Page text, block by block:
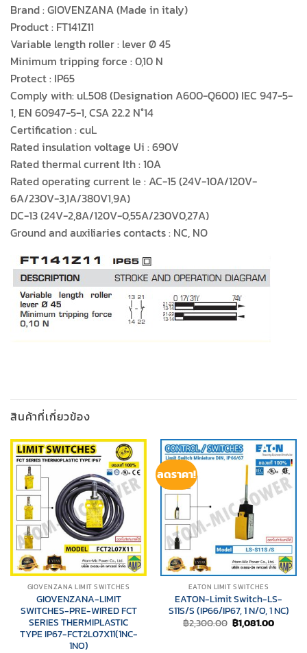
Brand : GIOVENZANA (Made in italy)
Product : FT141Z11
Variable length roller : lever Ø 45
Minimum tripping force : 0,10 N
Protect : IP65
Comply with: uL508 (Designation A600-Q600) IEC 947-5-
1, EN 60947-5-1, CSA 22.2 N°14
Certification : cuL
Rated insulation voltage Ui : 690V
Rated thermal current Ith : 10A
Rated operating current le : AC-15 (24V-10A/120V-
6A/230V-3,1A/380V1,9A)
DC-13 (24V-2,8A/120V-0,55A/230V0,27A)
Ground and auxiliaries contacts : NC, NO
สินค้าที่เกี่ยวข้อง
GIOVENZANA LIMIT SWITCHES
GIOVENZANA-LIMIT
SWITCHES-PRE-WIRED FCT
SERIES THERMIPLASTIC
TYPE IP67-FCT2L07X11(1NC-
1NO)
ลดราคา!
EATON LIMIT SWITCHES
EATON-Limit Switch-LS-
S11S/S (IP66/IP67, 1 N/O, 1 NC)
฿2,300.00 Original
price
฿1,081.00Current